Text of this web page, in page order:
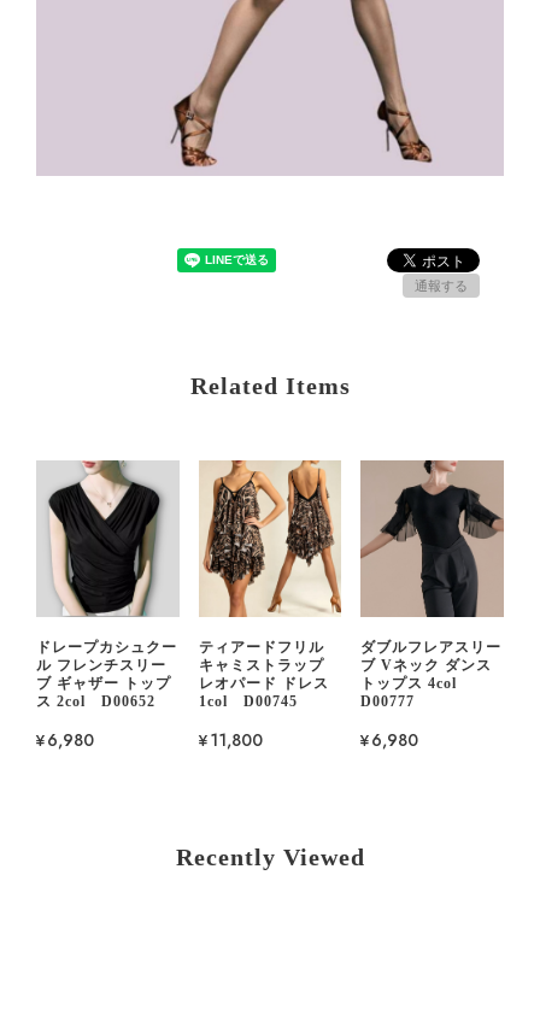
通報する
Related Items
ドレープカシュクー
ル フレンチスリー
ブ ギャザー トップ
ス 2col D00652
¥6,980
ティアードフリル
キャミストラップ
レオパード ドレス
1col D00745
¥11,800
ダブルフレアスリー
ブ Vネック ダンス
トップス 4col
D00777
¥6,980
Recently Viewed